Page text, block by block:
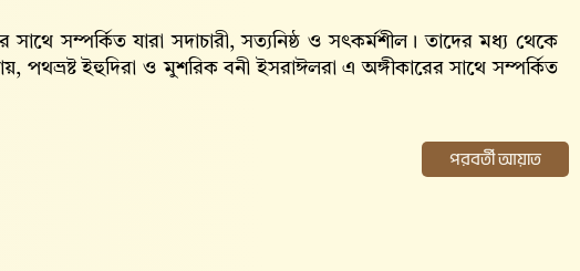
সম্পর্কিত যারা সদাচারী, সত্যনিষ্ঠ ও সৎকর্মশীল। তাদের মধ্য থেকে
পথভ্রষ্ট ইহুদিরা ও মুশরিক বনী ইসরাঈলরা এ অঙ্গীকারের সাথে সম্পর্কিত
পরবর্তী আয়াত